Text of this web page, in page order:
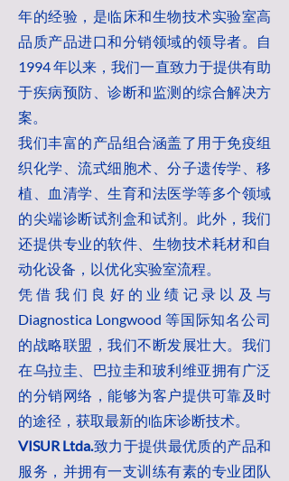
年的经验，是临床和生物技术实验室高
品质产品进口和分销领域的领导者。自
1994 年以来，我们一直致力于提供有助
于疾病预防、诊断和监测的综合解决方
案。
我们丰富的产品组合涵盖了用于免疫组
织化学、流式细胞术、分子遗传学、移
植、血清学、生育和法医学等多个领域
的尖端诊断试剂盒和试剂。此外，我们
还提供专业的软件、生物技术耗材和自
动化设备，以优化实验室流程。
凭借我们良好的业绩记录以及与
Diagnostica Longwood 等国际知名公司
的战略联盟，我们不断发展壮大。我们
在乌拉圭、巴拉圭和玻利维亚拥有广泛
的分销网络，能够为客户提供可靠及时
的途径，获取最新的临床诊断技术。
VISUR Ltda.致力于提供最优质的产品和
服务，并拥有一支训练有素的专业团队